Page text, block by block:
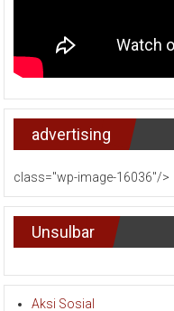
advertising
class="wp-image-16036"/>
Unsulbar
Aksi Sosial